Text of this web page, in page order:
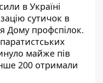
в Україні
сутичок в
Дому профспілок.
майже пів
200 отримали